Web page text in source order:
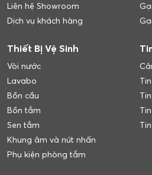
Liên hệ Showroom
Dịch vụ khách hàng
Thiết Bị Vệ Sinh
Vòi nước
Lavabo
Bồn cầu
Bồn tắm
Sen tắm
Khung âm và nút nhấn
Phụ kiện phòng tắm